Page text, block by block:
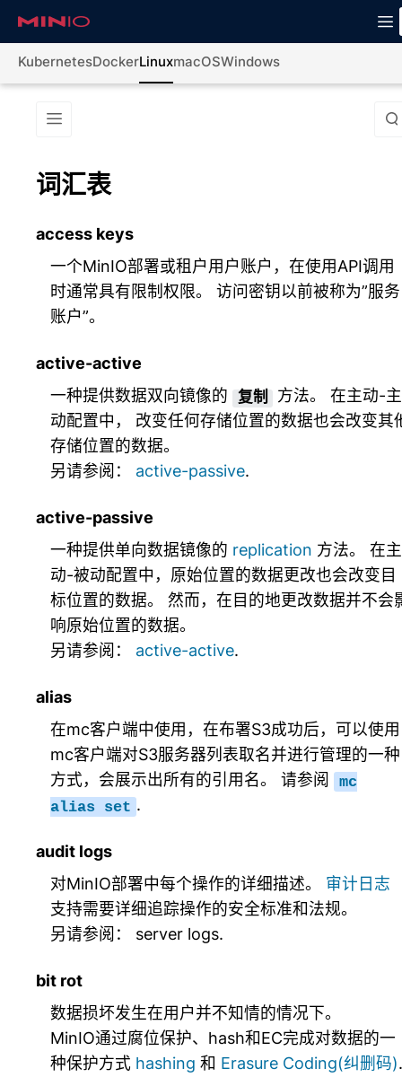
KubernetesDockerLinuxmacOSWindows
词汇表
access keys
一个MinIO部署或租户用户账户，在使用API调用
时通常具有限制权限。 访问密钥以前被称为”服务
账户”。
active-active
一种提供数据双向镜像的
复制
方法。 在主动-主
动配置中， 改变任何存储位置的数据也会改变其
存储位置的数据。
另请参阅： active-passive.
active-passive
一种提供单向数据镜像的 replication 方法。 在主
动-被动配置中，原始位置的数据更改也会改变目
标位置的数据。 然而，在目的地更改数据并不会
响原始位置的数据。
另请参阅： active-active.
alias
在mc客户端中使用，在布署S3成功后，可以使用
mc客户端对S3服务器列表取名并进行管理的一种
方式，会展示出所有的引用名。 请参阅
mc
alias set .
audit logs
对MinIO部署中每个操作的详细描述。 审计日志
支持需要详细追踪操作的安全标准和法规。
另请参阅： server logs.
bit rot
数据损坏发生在用户并不知情的情况下。
MinIO通过腐位保护、hash和EC完成对数据的一
种保护方式 hashing 和 Erasure Coding(纠删码).